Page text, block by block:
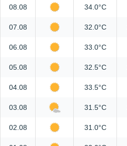
08.08 34.0°C
07.08 32.0°C
06.08 33.0°C
05.08 32.5°C
04.08 33.5°C
03.08 31.5°C
02.08 31.0°C